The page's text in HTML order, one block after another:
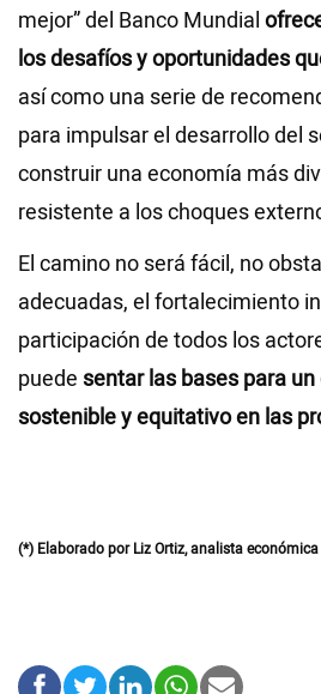
mejor” del Banco Mundial
los desafíos y oportunidades
así como una serie de
para impulsar el desarrollo del
construir una economía más
resistente a los choques
El camino no será fácil, no
adecuadas, el fortalecimiento
participación de todos los
puede sentar las bases para
sostenible y equitativo en las
(*) Elaborado por Liz Ortiz, analista